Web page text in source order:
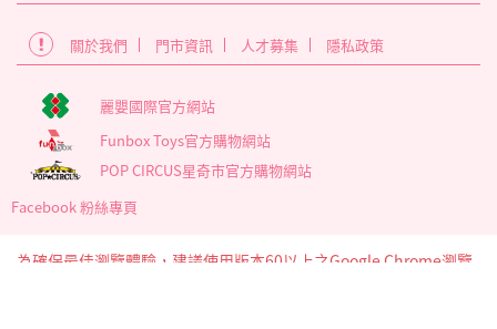
關於我們 門市資訊 人才募集 隱私政策
麗嬰國際官方網站
Funbox Toys官方購物網站
POP CIRCUS星奇市官方購物網站
Facebook 粉絲專頁
為確保最佳瀏覽體驗，建議使用版本60以上之Google Chrome瀏覽